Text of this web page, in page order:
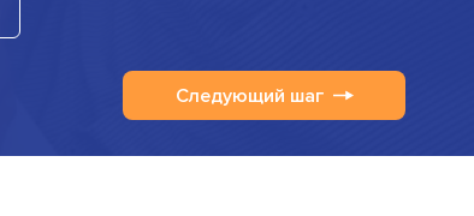
Следующий шаг